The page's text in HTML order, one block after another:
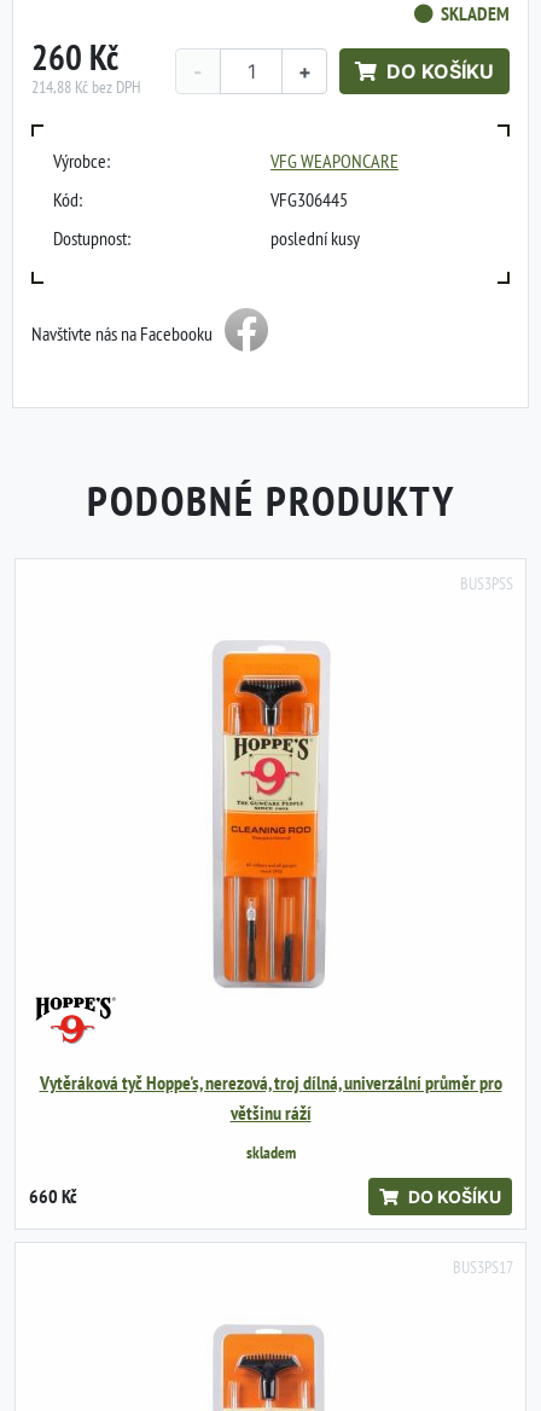
SKLADEM
260 Kč
214,88 Kč bez DPH
+
- DO KOŠÍKU
Výrobce:
VFG WEAPONCARE
Kód:
VFG306445
Dostupnost:
poslední kusy
Navštivte nás na Facebooku
PODOBNÉ PRODUKTY
BUS3PSS
Vytěráková tyč Hoppe's, nerezová, troj dílná, univerzální průměr pro
většinu ráží
skladem
660 Kč DO KOŠÍKU
BUS3PS17